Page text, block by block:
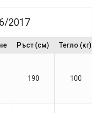
2017
Ръст (см) Тегло (кг)
190 100